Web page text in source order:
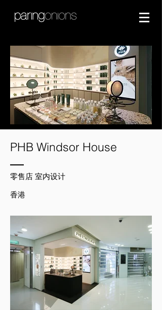
PHB Windsor House
零售店 室内设计
香港